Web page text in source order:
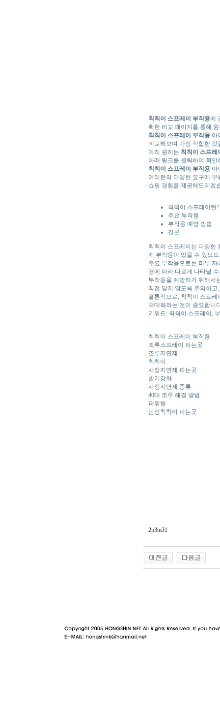
칙칙이 스프레이 부작용에
확한 비교 페이지를 통해
칙칙이 스프레이 부작용 아
비교해보며 가장 적합한 것
아직 원하는 칙칙이 스프레
아래 링크를 클릭하여 확인
칙칙이 스프레이 부작용 아
여러분의 다양한 요구에
쇼핑 경험을 제공해드리겠
칙칙이 스프레이란?
주요 부작용
부작용 예방 방법
결론
칙칙이 스프레이는 다양한
지 부작용이 있을 수 있으
주요 부작용으로는 피부
경에 따라 다르게 나타날
부작용을 예방하기 위해서
직접 닿지 않도록 주의하
결론적으로, 칙칙이 스프
극대화하는 것이 중요합니
키워드: 칙칙이 스프레이,
칙칙이 스프레이 부작용
조루스프레이 파는곳
조루지연제
칙칙이
사정지연제 파는곳
발기강화
사정지연제 종류
40대 조루 해결 방법
파워링
남성칙칙이 파는곳
2p3m31